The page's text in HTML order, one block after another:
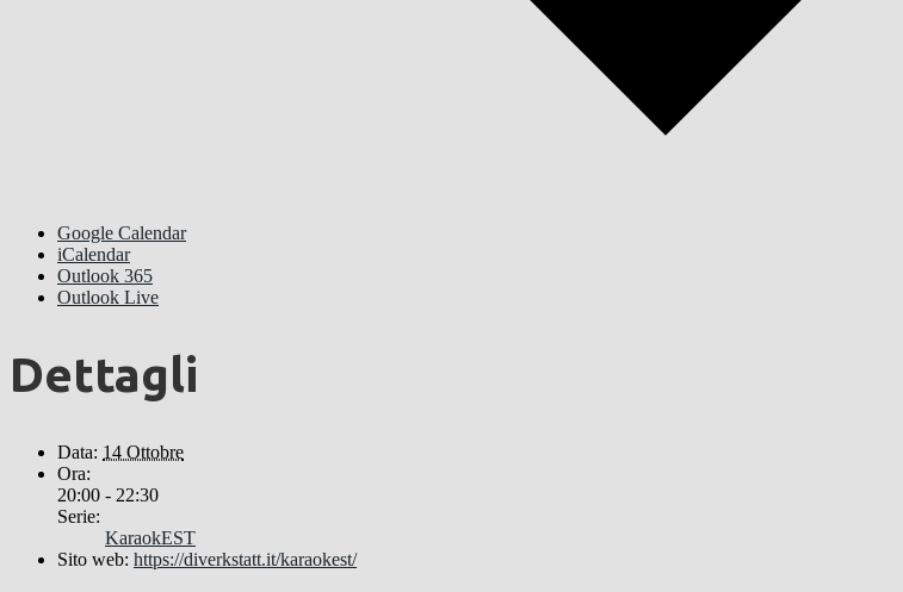
Google Calendar
iCalendar
Outlook 365
Outlook Live
Dettagli
Data: 14 Ottobre
Ora:
20:00 - 22:30
Serie:
KaraokEST
Sito web: https://diverkstatt.it/karaokest/